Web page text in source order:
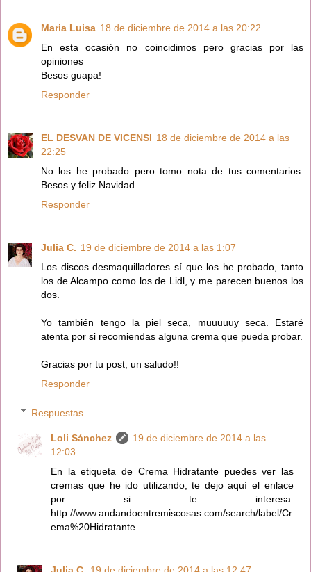
Maria Luisa 18 de diciembre de 2014 a las 20:22
En esta ocasión no coincidimos pero gracias por las
opiniones
Besos guapa!
Responder
EL DESVAN DE VICENSI 18 de diciembre de 2014 a las
22:25
No los he probado pero tomo nota de tus comentarios.
Besos y feliz Navidad
Responder
Julia C. 19 de diciembre de 2014 a las 1:07
Los discos desmaquilladores sí que los he probado, tanto
los de Alcampo como los de Lidl, y me parecen buenos los
dos.
Yo también tengo la piel seca, muuuuuy seca. Estaré
atenta por si recomiendas alguna crema que pueda probar.
Gracias por tu post, un saludo!!
Responder
Respuestas
Loli Sánchez
19 de diciembre de 2014 a las
12:03
En la etiqueta de Crema Hidratante puedes ver las
cremas que he ido utilizando, te dejo aquí el enlace
por si te interesa:
http://www.andandoentremiscosas.com/search/label/Cr
ema%20Hidratante
Julia C. 19 de diciembre de 2014 a las 12:47